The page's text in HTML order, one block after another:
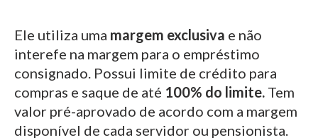
Ele utiliza uma margem exclusiva e não
interefe na margem para o empréstimo
consignado. Possui limite de crédito para
compras e saque de até 100% do limite. Tem
valor pré-aprovado de acordo com a margem
disponível de cada servidor ou pensionista.